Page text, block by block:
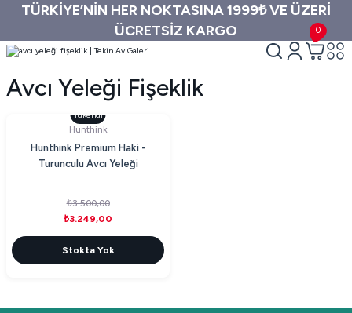
TÜRKİYE’NİN HER NOKTASINA 1999₺ VE ÜZERİ
ÜCRETSİZ KARGO
0
Avcı Yeleği Fişeklik
Tükendi
Hunthink
Hunthink Premium Haki -
Turunculu Avcı Yeleği
₺3.500,00
₺3.249,00
Stokta Yok